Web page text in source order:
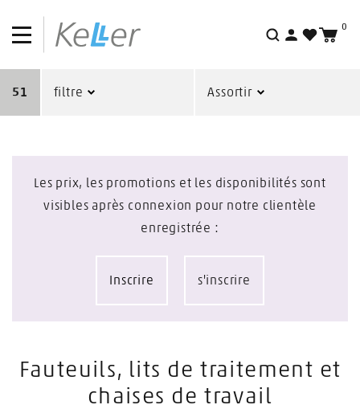
Recherche
0
51 filtre Assortir
Les prix, les promotions et les disponibilités sont
visibles après connexion pour notre clientèle
enregistrée :
Inscrire s'inscrire
Fauteuils, lits de traitement et
chaises de travail